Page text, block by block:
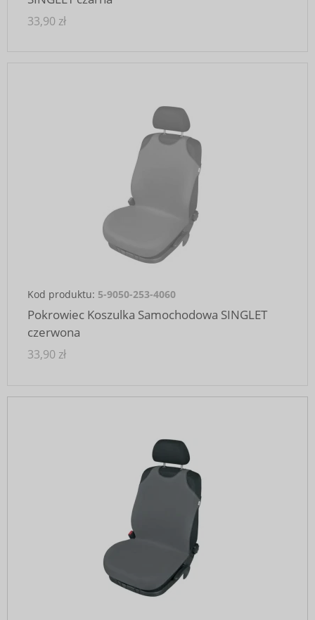
33,90 zł
Kod produktu: 5-9050-253-4060
Pokrowiec Koszulka Samochodowa SINGLET
czerwona
33,90 zł